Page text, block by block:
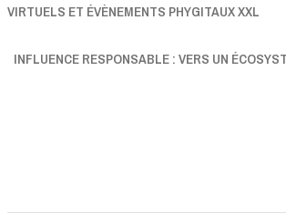
VIRTUELS ET ÉVÈNEMENTS PHYGITAUX XXL
INFLUENCE RESPONSABLE : VERS UN